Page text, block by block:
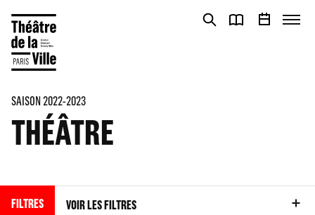
SAISON 2022-2023
THÉÂTRE
FILTRES VOIR LES FILTRES